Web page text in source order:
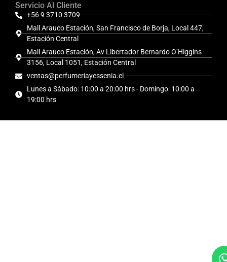
Servicio Al Cliente
+56 9 3710 3709
Mall Arauco Estación, San Francisco de Borja, Local 447,
Estación Central
Mall Arauco Estación, Av Libertador Bernardo O’Higgins
3156, Local 1051, Estación Central
ventas@perfumeriayessenia.cl
Lunes a Sábado: 10:00 a 20:00 hrs - Domingo: 10:00 a
19:00 hrs